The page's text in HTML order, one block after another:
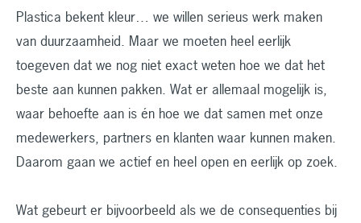
Plastica bekent kleur… we willen serieus werk maken
van duurzaamheid. Maar we moeten heel eerlijk
toegeven dat we nog niet exact weten hoe we dat het
beste aan kunnen pakken. Wat er allemaal mogelijk is,
waar behoefte aan is én hoe we dat samen met onze
medewerkers, partners en klanten waar kunnen maken.
Daarom gaan we actief en heel open en eerlijk op zoek.
Wat gebeurt er bijvoorbeeld als we de consequenties bij